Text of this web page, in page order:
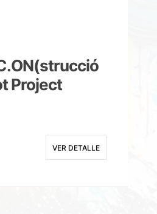
Project
VER DETALLE